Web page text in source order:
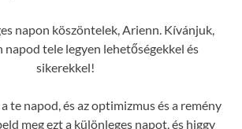
napon köszöntelek, Arienn. Kívánjuk,
napod tele legyen lehetőségekkel és
sikerekkel!
te napod, és az optimizmus és a remény
meg ezt a különleges napot, és higgy